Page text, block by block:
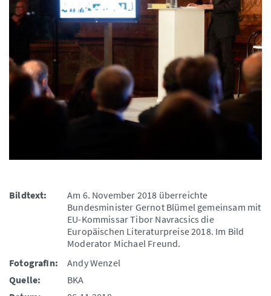
Bildtext:
Am 6. November 2018 überreichte
Bundesminister Gernot Blümel gemeinsam mit
EU-Kommissar Tibor Navracsics die
Europäischen Literaturpreise 2018. Im Bild
Moderator Michael Freund.
FotografIn:
Andy Wenzel
Quelle:
BKA